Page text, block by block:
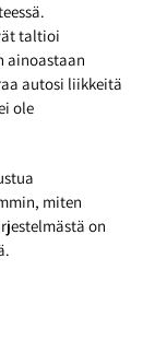
taltioi
ainoastaan
autosi liikkeitä
ole
miten
on